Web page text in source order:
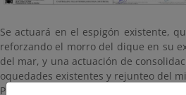
Se actuará en el espigón existente,
reforzando el morro del dique en su
del mar, y una actuación de
oquedades existentes y rejunteo del
Por otra parte, y ante el deterioro